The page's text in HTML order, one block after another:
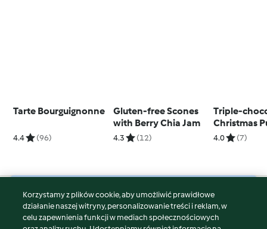
Tarte Bourguignonne
4.4 (96)
Gluten-free Scones
with Berry Chia Jam
4.3 (12)
Triple-
Christmas
4.0 (7)
© Copyright 2026
Warunki korzystania
Korzystamy z plików cookie, aby umożliwić prawidłowe
działanie naszej witryny, personalizowanie treści i reklam, w
celu zapewnienia funkcji w mediach społecznościowych